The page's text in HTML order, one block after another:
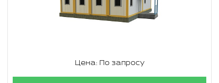
Цена: По запросу